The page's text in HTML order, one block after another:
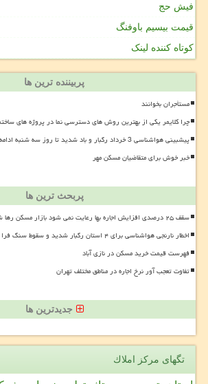
فیش حج
قیمت بیسیم باوفنگ
کوتاه کننده لینک
پربیننده ترین ها
مستأجران بخوانند
چرا کلایمر یکی از بهترین روش های دسترسی نما در پروژه های
پیشبینی هواشناسی 3 خرداد رگبار و باد شدید تا روز سه شنبه ادامه دارد
خبر خوش برای متقاضیان مسکن مهر
پربحث ترین ها
سقف ۲۵ درصدی افزایش اجاره بها رعایت نمی شود بازار مسکن رها شده است
اخطار نارنجی هواشناسی برای ۴ استان رگبار شدید و سقوط سنگ فرا می رسد
فهرست قیمت خرید مسکن در نازی آباد
تفاوت تعجب آور نرخ اجاره در مناطق مختلف تهران
جدیدترین ها
تگهای مركز املاك